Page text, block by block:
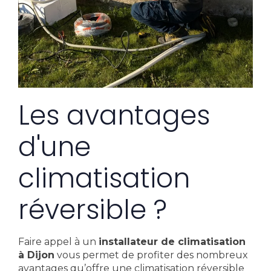
Les avantages
d'une
climatisation
réversible ?
Faire appel à un installateur de climatisation
à Dijon vous permet de profiter des nombreux
avantages qu’offre une climatisation réversible